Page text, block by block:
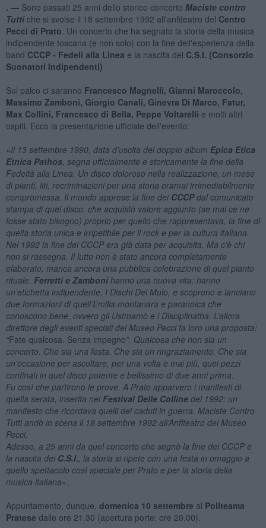
. — Sono passati 25 anni dello storico concerto Maciste contro
Tuttiche si svolse il 18 settembre 1992 all'anfiteatro del Centro
Pecci di Prato . Un concerto che ha segnato la storia della musica
indipendente toscana (e non solo) con la fine dell'esperienza della
band CCCP - Fedeli alla Linea e la nascita dei C.S.I. (Consorzio
Suonatori Indipendenti)
Sul palco ci saranno Francesco Magnelli, Gianni Maroccolo,
Massimo Zamboni, Giorgio Canali, Ginevra Di Marco, Fatur,
Max Collini, Francesco di Bella, Peppe Voltarelli e molti altri
ospiti. Ecco la presentazione ufficiale dell'evento:
«Il 13 settembre 1990, data d’uscita del doppio album Epica Etica
Etnica Pathos, segna ufficialmente e storicamente la fine della
Fedeltà alla Linea. Un disco doloroso nella realizzazione, un mese
di pianti, liti, recriminazioni per una storia oramai irrimediabilmente
compromessa. Il mondo apprese la fine dei CCCPdal comunicato
stampa di quel disco, che acquistò valore aggiunto (se mai ce ne
fosse stato bisogno) proprio per quello che rappresentava, la fine di
quella storia unica e irripetibile per il rock e per la cultura italiana.
Nel 1992 la fine dei CCCP era già data per acquisita. Ma c’è chi
non si rassegna. Il lutto non è stato ancora completamente
elaborato, manca ancora una pubblica celebrazione di quel pianto
rituale. Ferretti e Zamboni hanno una nuova vita: hanno
un’etichetta indipendente, I Dischi Del Mulo, e scoprono e lanciano
due formazioni di quell’Emilia montanara e paranoica che
conoscono bene, ovvero gli Ustmamò e i Disciplinatha. L’allora
direttore degli eventi speciali del Museo Pecci fa loro una proposta:
“Fate qualcosa. Senza impegno”. Qualcosa che non sia un
concerto. Che sia una festa. Che sia un ringraziamento. Che sia
un’occasione per ascoltare, per una volta e mai più, quei pezzi
confinati in quel disco potente e bellissimo di due anni prima.
Fu così che partirono le prove. A Prato apparvero i manifesti di
quella serata, inserita nel Festival Delle Collinedel 1992: un
manifesto che ricordava quelli dei caduti in guerra. Maciste Contro
Tutti andò in scena il 18 settembre 1992 all’Anfiteatro del Museo
Pecci.
Adesso, a 25 anni da quel concerto che segnò la fine dei CCCP e
la nascita dei C.S.I. , la storia si ripete con una festa in omaggio a
quello spettacolo così speciale per Prato e per la storia della
musica italiana».
Appuntamento, dunque, domenica 10 settembre al Politeama
Pratese dalle ore 21.30 (apertura porte: ore 20.00).